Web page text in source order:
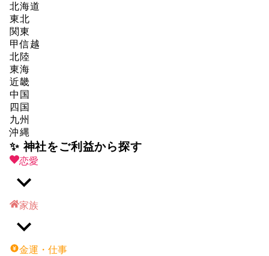
北海道
東北
関東
甲信越
北陸
東海
近畿
中国
四国
九州
沖縄
✨ 神社をご利益から探す
恋愛
家族
金運・仕事